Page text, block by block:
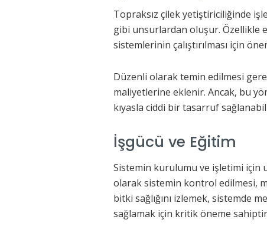
Topraksız çilek yetiştiriciliğinde
gibi unsurlardan oluşur. Özellikle
sistemlerinin çalıştırılması için
Düzenli olarak temin edilmesi
maliyetlerine eklenir. Ancak, bu
kıyasla ciddi bir tasarruf
İşgücü ve Eğitim
Sistemin kurulumu ve işletimi için
olarak sistemin kontrol edilmesi,
bitki sağlığını izlemek, sistemde
sağlamak için kritik öneme